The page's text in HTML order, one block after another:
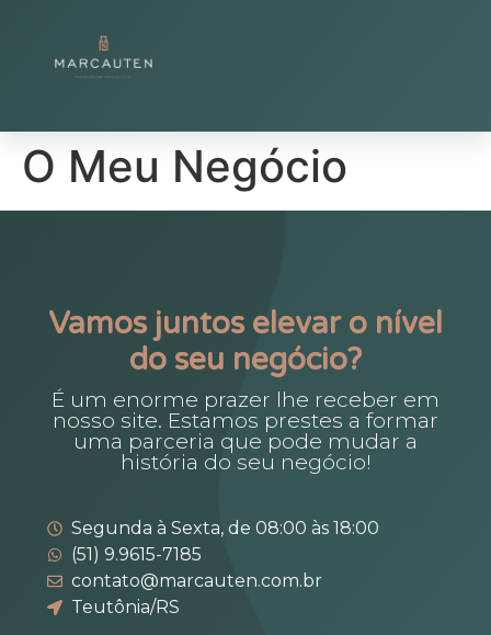
O Meu Negócio
Vamos juntos elevar o nível
do seu negócio?
É um enorme prazer lhe receber em
nosso site. Estamos prestes a formar
uma parceria que pode mudar a
história do seu negócio!
Segunda à Sexta, de 08:00 às 18:00
(51) 9.9615-7185
contato@marcauten.com.br
Teutônia/RS